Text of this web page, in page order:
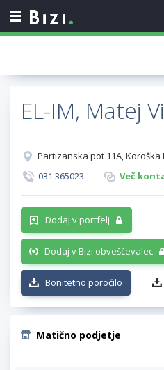
EL-IM, Matej
Partizanska pot 11A, Koroška
031 365023
Več
Dodaj v portfelj
Dodaj v Bizi obveščevalec
Bonitetno poročilo
Matično podjetje